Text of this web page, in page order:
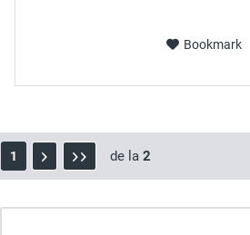
Bookmark
1 de la 2